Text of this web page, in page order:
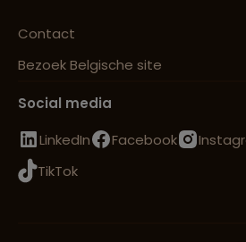
Contact
Bezoek Belgische site
Social media
LinkedIn
Facebook
TikTok